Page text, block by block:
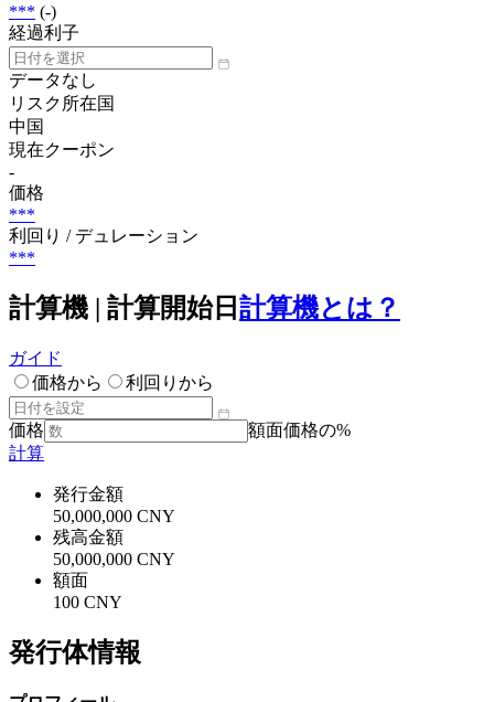
*** (-)
経過利子
データなし
リスク所在国
中国
現在クーポン
-
価格
***
利回り / デュレーション
***
計算機 | 計算開始日 計算機とは？
ガイド
価格から
利回りから
価格
額面価格の%
計算
発行金額
50,000,000 CNY
残高金額
50,000,000 CNY
額面
100 CNY
発行体情報